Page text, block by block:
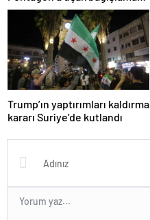
teklif etti
Trump’ın yaptırımları kaldırma
kararı Suriye’de kutlandı